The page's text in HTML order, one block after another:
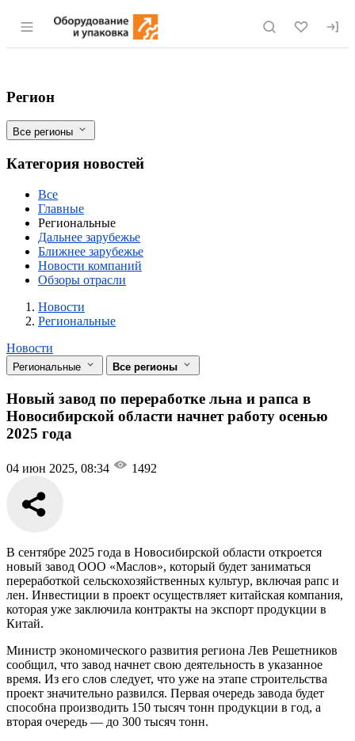
Раздел навигации по сайту eqinfo.ru
Новый завод по переработке льна и
Фильтры
Регион
Все регионы
Категория новостей
Все
Главные
Региональные
Дальнее зарубежье
Ближнее зарубежье
Новости компаний
Обзоры отрасли
Новости
Разделы
Новости
Региональные
Новости
Региональные Все регионы
Новый завод по переработке льна и рапса в
Новосибирской области начнет работу осенью
2025 года
04 июн 2025, 08:34 1492
В сентябре 2025 года в Новосибирской области откроется
новый завод ООО «Маслов», который будет заниматься
переработкой сельскохозяйственных культур, включая рапс и
лен. Инвестиции в проект осуществляет китайская компания,
которая уже заключила контракты на экспорт продукции в
Китай.
Министр экономического развития региона Лев Решетников
сообщил, что завод начнет свою деятельность в указанное
время. Из его слов следует, что уже на этапе строительства
проект значительно развился. Первая очередь завода будет
способна производить 150 тысяч тонн продукции в год, а
вторая очередь — до 300 тысяч тонн.